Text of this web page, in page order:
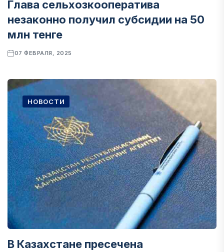
Глава сельхозкооператива
незаконно получил субсидии на 50
млн тенге
07 ФЕВРАЛЯ, 2025
НОВОСТИ
В Казахстане пресечена